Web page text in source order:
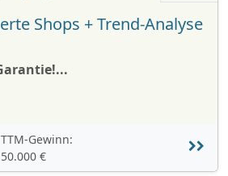
Shops + Trend-Analyse
TTM-Gewinn:
50.000 €